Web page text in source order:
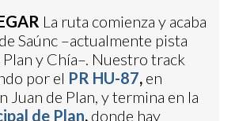
La ruta comienza y acaba
Saúnc –actualmente pista
y Chía–. Nuestro track
por el PR HU-87, en
Juan de Plan, y termina en la
de Plan, donde hay